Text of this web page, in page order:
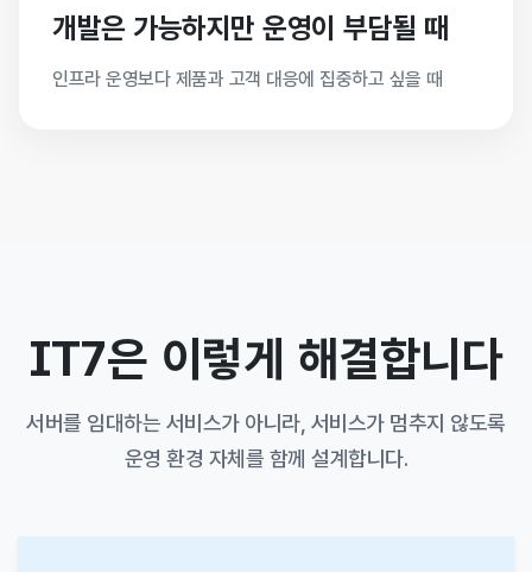
개발은 가능하지만 운영이 부담될 때
인프라 운영보다 제품과 고객 대응에 집중하고 싶을 때
IT7은 이렇게 해결합니다
서버를 임대하는 서비스가 아니라, 서비스가 멈추지 않도록
운영 환경 자체를 함께 설계합니다.